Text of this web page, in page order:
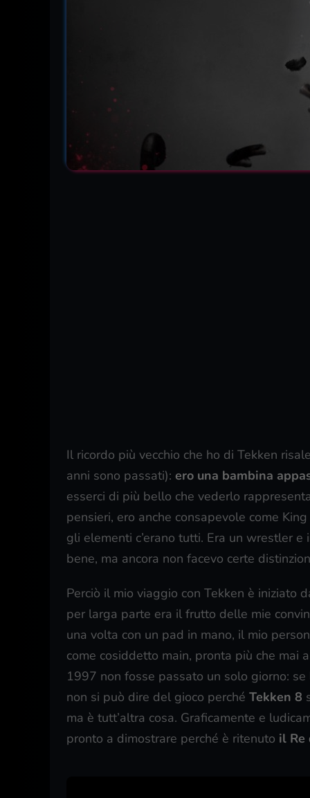
Il ricordo più vecchio che ho di Tekken
anni sono passati): ero una bambina
esserci di più bello che vederlo
pensieri, ero anche consapevole come
gli elementi c’erano tutti. Era un wrestler
bene, ma ancora non facevo certe
Perciò il mio viaggio con Tekken è iniziato
per larga parte era il frutto delle mie
una volta con un pad in mano, il mio
come cosiddetto main, pronta più che mai
1997 non fosse passato un solo giorno:
non si può dire del gioco perché Tekken 8
ma è tutt’altra cosa. Graficamente e
pronto a dimostrare perché è ritenuto il Re